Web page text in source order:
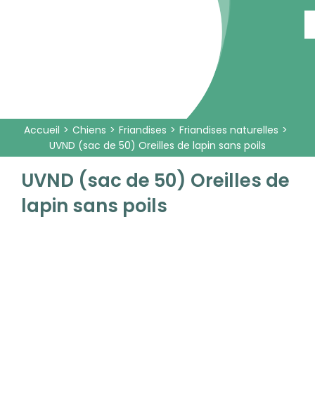
Accueil Chiens Friandises
Friandises naturelles
UVND (sac de 50) Oreilles de lapin sans poils
UVND (sac de 50) Oreilles de
lapin sans poils